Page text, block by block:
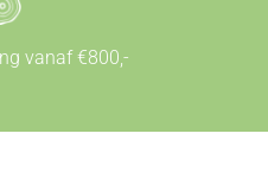
vanaf €800,-